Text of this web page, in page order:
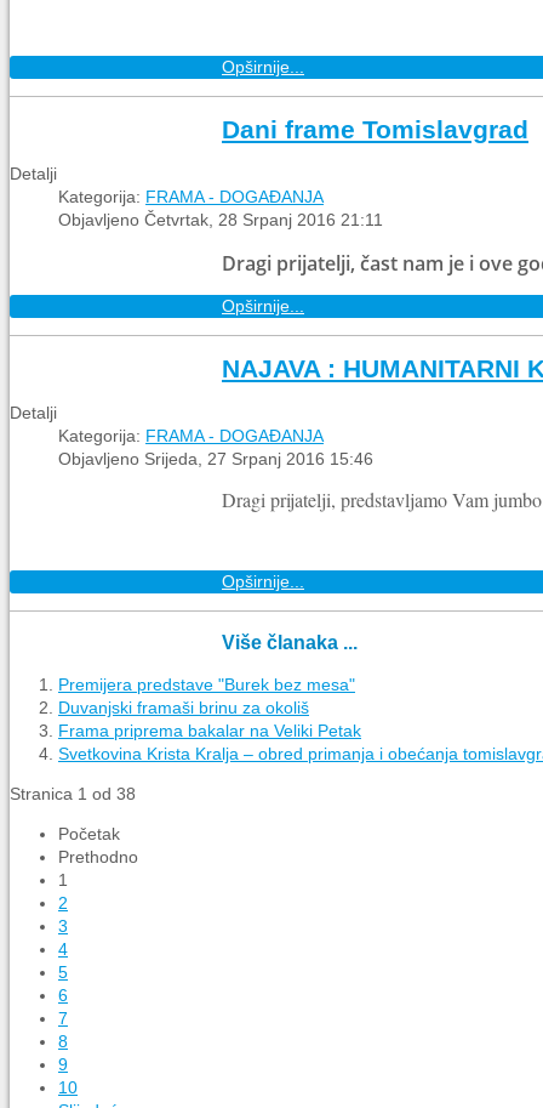
Opširnije...
Dani frame Tomislavgrad
Detalji
Kategorija: FRAMA - DOGAĐANJA
Objavljeno Četvrtak, 28 Srpanj 2016 21:11
Dragi prijatelji, čast nam je i ove
Opširnije...
NAJAVA : HUMANITARNI
Detalji
Kategorija: FRAMA - DOGAĐANJA
Objavljeno Srijeda, 27 Srpanj 2016 15:46
Dragi prijatelji, predstavljamo Vam
Opširnije...
Više članaka ...
Premijera predstave "Burek bez mesa"
Duvanjski framaši brinu za okoliš
Frama priprema bakalar na Veliki Petak
Svetkovina Krista Kralja – obred primanja i obećanja
Stranica 1 od 38
Početak
Prethodno
1
2
3
4
5
6
7
8
9
10